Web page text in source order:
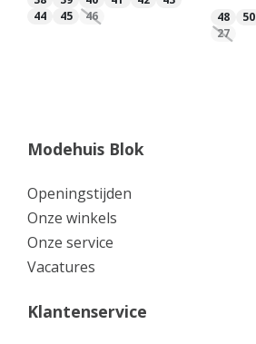
44
45 46 48 50
27
Modehuis Blok
Openingstijden
Onze winkels
Onze service
Vacatures
Klantenservice